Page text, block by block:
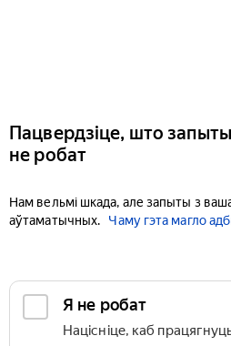
Пацвердзіце, што
не робат
Нам вельмі шкада, але запыты з
аўтаматычных.
Чаму гэта магло
Я не робат
Націсніце, каб